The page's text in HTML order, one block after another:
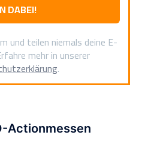
und teilen niemals deine E-
mehr in unserer
.
Actionmessen